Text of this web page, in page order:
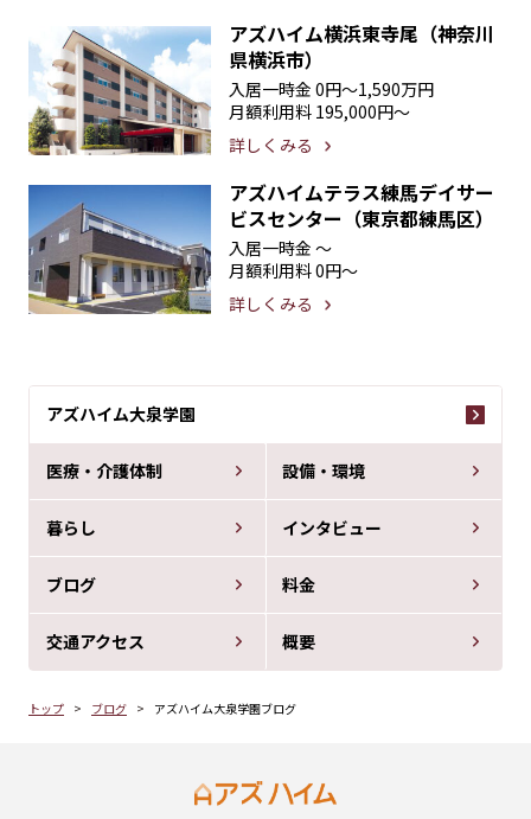
アズハイム大泉学園
医療・介護体制 設備・環境
暮らし インタビュー
ブログ 料金
交通アクセス 概要
トップ ブログ アズハイム大泉学園ブログ
アズハイム横浜東寺尾（神奈川
県横浜市）
入居一時金 0円〜1,590万円
月額利用料 195,000円〜
詳しくみる
アズハイムテラス練馬デイサー
ビスセンター（東京都練馬区）
入居一時金 〜
月額利用料0円〜
詳しくみる